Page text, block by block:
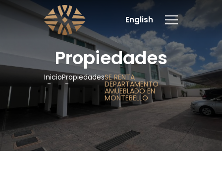
English
Propiedades
InicioPropiedadesSE RENTA
DEPARTAMENTO
AMUEBLADO EN
MONTEBELLO